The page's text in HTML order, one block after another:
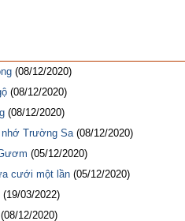
(08/12/2020)
(08/12/2020)
(08/12/2020)
nhớ Trường Sa (08/12/2020)
(05/12/2020)
cưới một lần (05/12/2020)
(19/03/2022)
(08/12/2020)